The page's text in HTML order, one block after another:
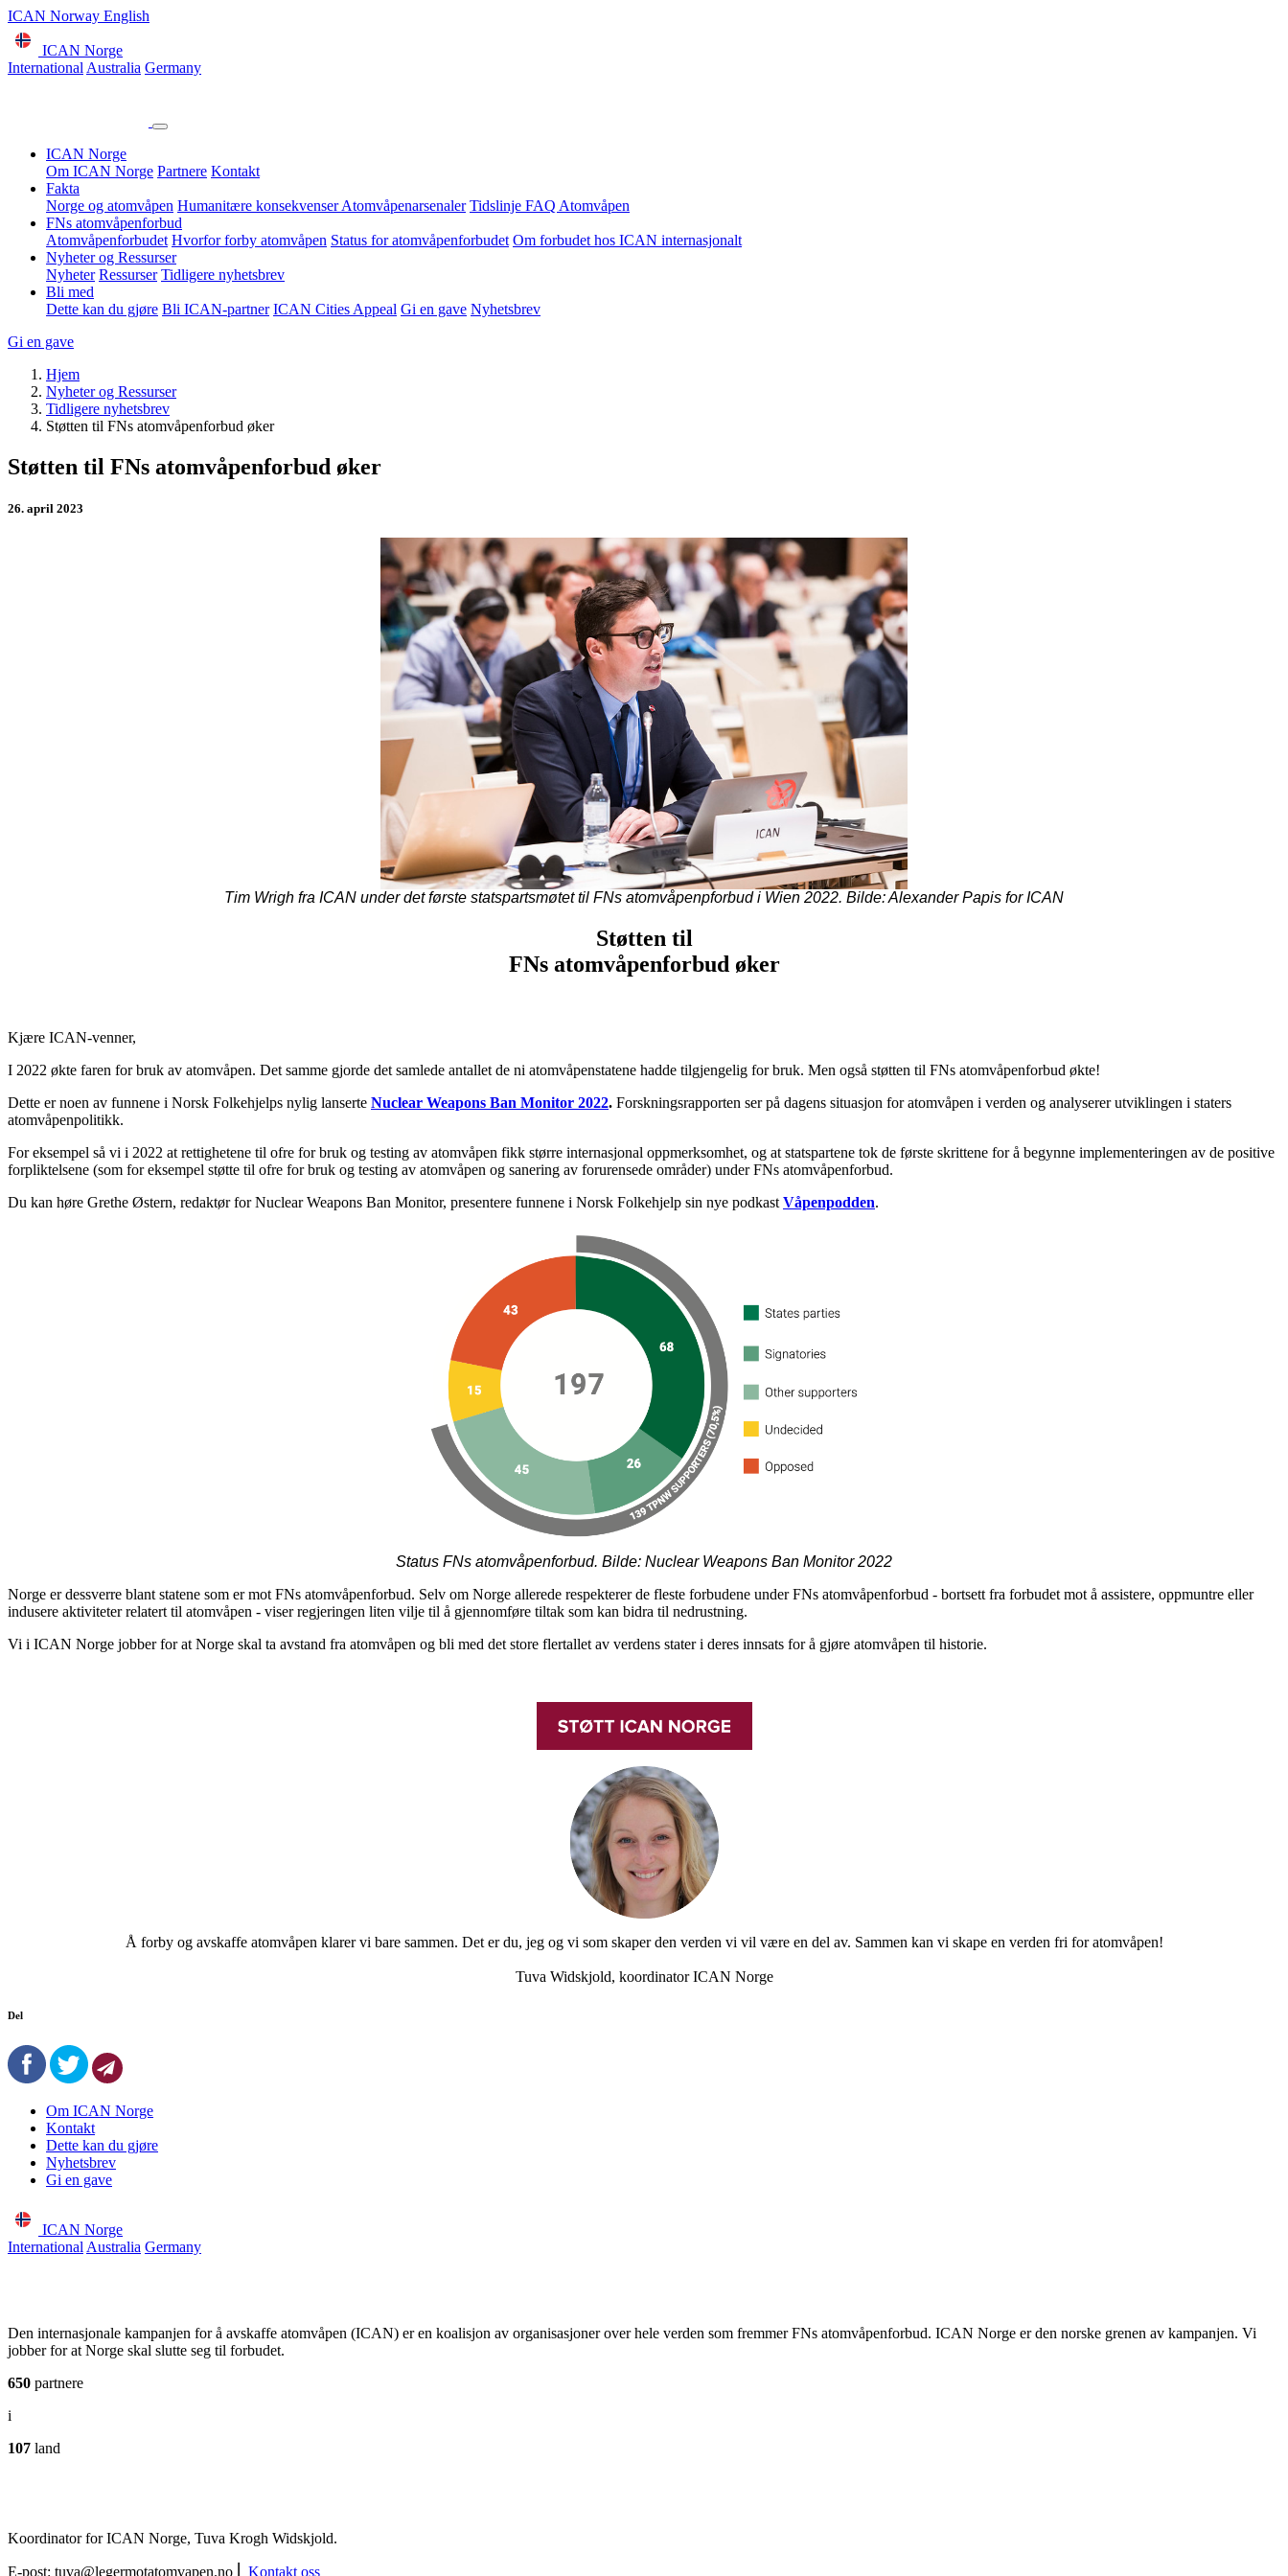
ICAN Norway English
ICAN Norge
International Australia Germany
ICAN Norge
Om ICAN Norge Partnere Kontakt
Fakta
Norge og atomvåpen Humanitære konsekvenserAtomvåpenarsenaler Tidslinje FAQ Atomvåpen
FNs atomvåpenforbud
Atomvåpenforbudet Hvorfor forby atomvåpen Status for atomvåpenforbudet Om forbudet hos ICAN internasjonalt
Nyheter og Ressurser
Nyheter Ressurser Tidligere nyhetsbrev
Bli med
Dette kan du gjøre Bli ICAN-partner ICAN Cities Appeal Gi en gave Nyhetsbrev
Gi en gave
Hjem
Nyheter og Ressurser
Tidligere nyhetsbrev
Støtten til FNs atomvåpenforbud øker
Støtten til FNs atomvåpenforbud øker
26. april 2023
Tim Wrigh fra ICAN under det første statspartsmøtet til FNs atomvåpenpforbud i Wien 2022. Bilde: Alexander Papis for ICAN
Støtten til
FNs atomvåpenforbud øker
Kjære ICAN-venner,
I 2022 økte faren for bruk av atomvåpen. Det samme gjorde det samlede antallet de ni atomvåpenstatene hadde tilgjengelig for bruk. Men også støtten til FNs atomvåpenforbud økte!
Dette er noen av funnene i Norsk Folkehjelps nylig lanserte Nuclear Weapons Ban Monitor 2022. Forskningsrapporten ser på dagens situasjon for atomvåpen i verden og analyserer utviklingen i staters
atomvåpenpolitikk.
For eksempel så vi i 2022 at rettighetene til ofre for bruk og testing av atomvåpen fikk større internasjonal oppmerksomhet, og at statspartene tok de første skrittene for å begynne implementeringen av de positive
forpliktelsene (som for eksempel støtte til ofre for bruk og testing av atomvåpen og sanering av forurensede områder) under FNs atomvåpenforbud.
Du kan høre Grethe Østern, redaktør for Nuclear Weapons Ban Monitor, presentere funnene i Norsk Folkehjelp sin nye podkast Våpenpodden.
Status FNs atomvåpenforbud. Bilde: Nuclear Weapons Ban Monitor 2022
Norge er dessverre blant statene som er mot FNs atomvåpenforbud. Selv om Norge allerede respekterer de fleste forbudene under FNs atomvåpenforbud - bortsett fra forbudet mot å assistere, oppmuntre eller
indusere aktiviteter relatert til atomvåpen - viser regjeringen liten vilje til å gjennomføre tiltak som kan bidra til nedrustning.
Vi i ICAN Norge jobber for at Norge skal ta avstand fra atomvåpen og bli med det store flertallet av verdens stater i deres innsats for å gjøre atomvåpen til historie.
Å forby og avskaffe atomvåpen klarer vi bare sammen. Det er du, jeg og vi som skaper den verden vi vil være en del av. Sammen kan vi skape en verden fri for atomvåpen!
Tuva Widskjold, koordinator ICAN Norge
Del
Om ICAN Norge
Kontakt
Dette kan du gjøre
Nyhetsbrev
Gi en gave
ICAN Norge
International Australia Germany
Den internasjonale kampanjen for å avskaffe atomvåpen (ICAN) er en koalisjon av organisasjoner over hele verden som fremmer FNs atomvåpenforbud. ICAN Norge er den norske grenen av kampanjen. Vi
jobber for at Norge skal slutte seg til forbudet.
650 partnere
i
107 land
Koordinator for ICAN Norge, Tuva Krogh Widskjold.
E-post: tuva@legermotatomvapen.no Kontakt oss